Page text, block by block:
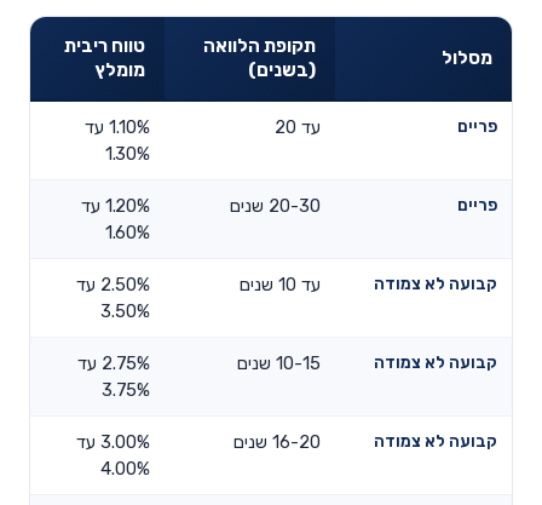
מסלול
תקופת הלוואה
(בשנים)
טווח ריבית
מומלץ
פריים עד 20
1.10% עד
1.30%
פריים 20-30 שנים
1.20% עד
1.60%
קבועה לא צמודה עד 10 שנים
2.50% עד
3.50%
קבועה לא צמודה 10-15 שנים
2.75% עד
3.75%
קבועה לא צמודה 16-20 שנים
3.00% עד
4.00%